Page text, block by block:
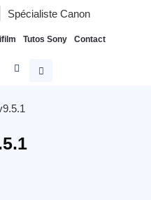
Spécialiste Canon
Tutos Sony Contact